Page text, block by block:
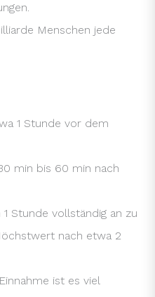
Menschen jede
1 Stunde vor dem
min bis 60 min nach
Stunde vollständig an zu
nach etwa 2
ist es viel